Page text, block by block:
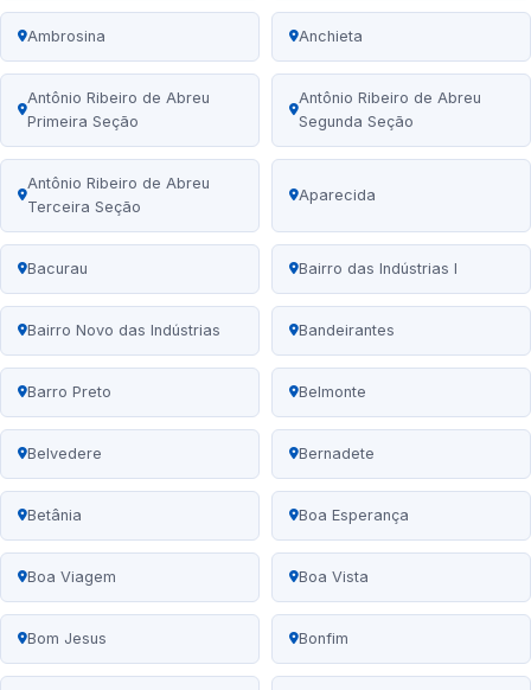
Ambrosina Anchieta
Antônio Ribeiro de Abreu
Primeira Seção
Antônio Ribeiro de Abreu
Segunda Seção
Antônio Ribeiro de Abreu
Terceira Seção
Aparecida
Bacurau Bairro das Indústrias I
Bairro Novo das Indústrias Bandeirantes
Barro Preto Belmonte
Belvedere Bernadete
Betânia Boa Esperança
Boa Viagem Boa Vista
Bom Jesus Bonfim